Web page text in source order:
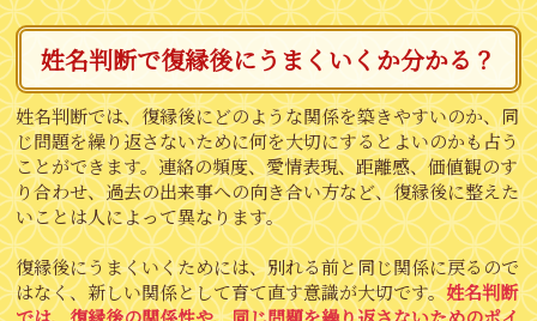
姓名判断で復縁後にうまくいくか分かる？
姓名判断では、復縁後にどのような関係を築きやすいのか、同
じ問題を繰り返さないために何を大切にするとよいのかも占う
ことができます。連絡の頻度、愛情表現、距離感、価値観のす
り合わせ、過去の出来事への向き合い方など、復縁後に整えた
いことは人によって異なります。
復縁後にうまくいくためには、別れる前と同じ関係に戻るので
はなく、新しい関係として育て直す意識が大切です。姓名判断